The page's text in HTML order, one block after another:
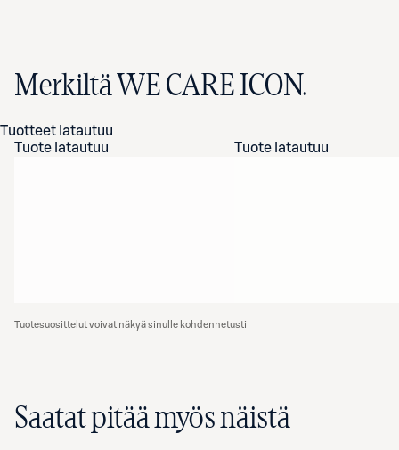
Merkiltä WE CARE ICON.
Tuotteet latautuu
Tuote latautuu
Tuote latautuu
Tuotesuosittelut voivat näkyä sinulle kohdennetusti
Saatat pitää myös näistä